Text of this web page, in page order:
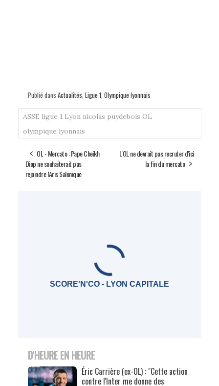
Publié dans Actualités, Ligue 1, Olympique lyonnais
ASSE ligue 1 Lyon nicolas puydebois OL
olympique lyonnais
OL - Mercato : Pape Cheikh
Diop ne souhaiterait pas
rejoindre l'Aris Salonique
L'OL ne devrait pas recruter d'ici
la fin du mercato
SCORE'N'CO - LYON CAPITALE
D'HEURE EN HEURE
Éric Carrière (ex-OL) : "Cette action
contre l'Inter me donne des